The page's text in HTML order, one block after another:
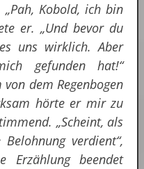
Kobold, ich bin
er. „Und bevor du
uns wirklich. Aber
gefunden hat!“
dem Regenbogen
hörte er mir zu
„Scheint, als
verdient“,
beendet